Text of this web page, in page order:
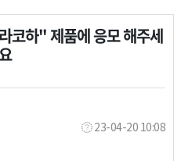
코하" 제품에 응모 해주세
23-04-20 10:08